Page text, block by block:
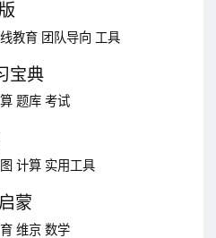
教育 团队导向 工具
宝典
题库 考试
计算 实用工具
蒙
维京 数学